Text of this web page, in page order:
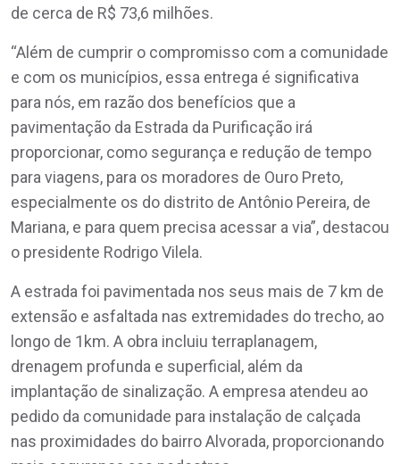
de cerca de R$ 73,6 milhões.
“Além de cumprir o compromisso com a comunidade
e com os municípios, essa entrega é significativa
para nós, em razão dos benefícios que a
pavimentação da Estrada da Purificação irá
proporcionar, como segurança e redução de tempo
para viagens, para os moradores de Ouro Preto,
especialmente os do distrito de Antônio Pereira, de
Mariana, e para quem precisa acessar a via”, destacou
o presidente Rodrigo Vilela.
A estrada foi pavimentada nos seus mais de 7 km de
extensão e asfaltada nas extremidades do trecho, ao
longo de 1km. A obra incluiu terraplanagem,
drenagem profunda e superficial, além da
implantação de sinalização. A empresa atendeu ao
pedido da comunidade para instalação de calçada
nas proximidades do bairro Alvorada, proporcionando